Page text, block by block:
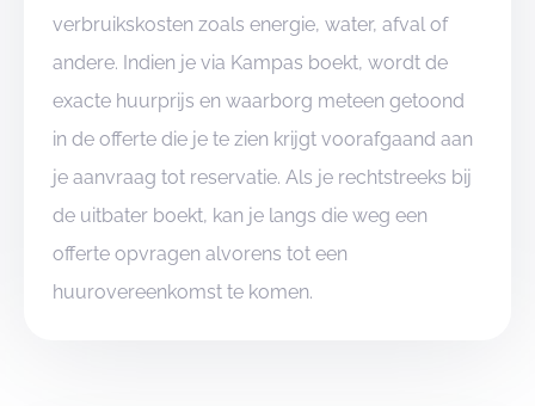
verbruikskosten zoals energie, water, afval of
andere. Indien je via Kampas boekt, wordt de
exacte huurprijs en waarborg meteen getoond
in de offerte die je te zien krijgt voorafgaand aan
je aanvraag tot reservatie. Als je rechtstreeks bij
de uitbater boekt, kan je langs die weg een
offerte opvragen alvorens tot een
huurovereenkomst te komen.